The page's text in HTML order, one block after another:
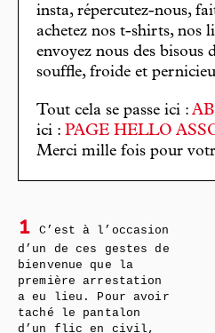
insta, répercutez-nous,
achetez nos t-shirts, nos
envoyez nous des bisous
souffle, froide et
Tout cela se passe ici :
ici : PAGE HELLO
Merci mille fois pour
1
C’est à l’occasion
d’un de ces gestes de
bienvenue que la
première arrestation
a eu lieu. Pour avoir
taché le pantalon
d’un flic en civil,